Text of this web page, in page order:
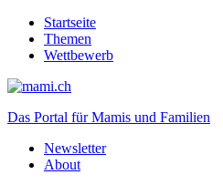
Startseite
Themen
Wettbewerb
Das Portal für Mamis und Familien
Newsletter
About